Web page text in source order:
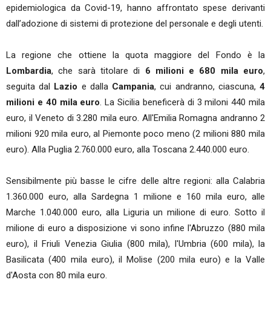
epidemiologica da Covid-19, hanno affrontato spese derivanti
dall’adozione di sistemi di protezione del personale e degli utenti.
La regione che ottiene la quota maggiore del Fondo è la
Lombardia, che sarà titolare di 6 milioni e 680 mila euro,
seguita dal Lazio e dalla Campania, cui andranno, ciascuna,4
milioni e 40 mila euro. La Sicilia beneficerà di 3 miloni 440 mila
euro, il Veneto di 3.280 mila euro. All'Emilia Romagna andranno 2
milioni 920 mila euro, al Piemonte poco meno (2 milioni 880 mila
euro). Alla Puglia 2.760.000 euro, alla Toscana 2.440.000 euro.
Sensibilmente più basse le cifre delle altre regioni: alla Calabria
1.360.000 euro, alla Sardegna 1 milione e 160 mila euro, alle
Marche 1.040.000 euro, alla Liguria un milione di euro. Sotto il
milione di euro a disposizione vi sono infine l'Abruzzo (880 mila
euro), il Friuli Venezia Giulia (800 mila), l'Umbria (600 mila), la
Basilicata (400 mila euro), il Molise (200 mila euro) e la Valle
d'Aosta con 80 mila euro.